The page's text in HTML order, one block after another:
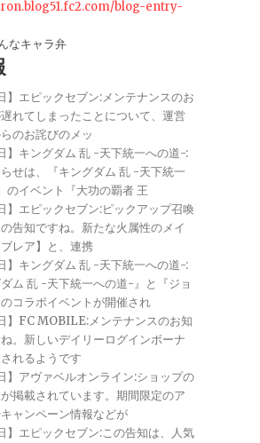
blog-entry-
なキャラ弁
】エピックセブン:メンテナンスのお
れてしまったことについて、運営
のお詫びのメッ
】キングダム 乱 -天下統一への道-:
せは、『キングダム 乱 -天下統一
のイベント『大功の覇者 王
】エピックセブン:ピックアップ召喚
告知ですね。新たな火属性のメイ
レア】と、連携
】キングダム 乱 -天下統一への道-:
ダム 乱 -天下統一への道-』と『ジョ
コラボイベントが開催され
日】FC MOBILE:メンテナンスのお知
。新しいデイリーログインボーナ
れるようです
】アヴァベルオンライン:ショップの
掲載されています。期間限定のア
ャンペーン情報などが
】エピックセブン:この告知は、人気